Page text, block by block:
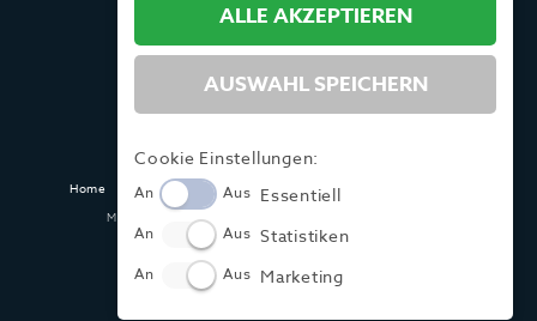
+49 (0) 821 / 99 82 34 40
Fax:
+49 (0) 821 / 99 82 34 41
Home Kontakt Impressum Datenschutz
Made with ♥ in Dasing und Hamburg @ zwetschke.de
ALLE AKZEPTIEREN
AUSWAHL SPEICHERN
Cookie Einstellungen:
An Aus Essentiell
An Aus Statistiken
An Aus Marketing